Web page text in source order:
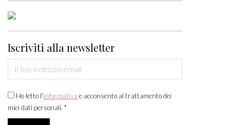
Iscriviti alla newsletter
Ho letto l'informativa e acconsento al trattamento dei
miei dati personali. *